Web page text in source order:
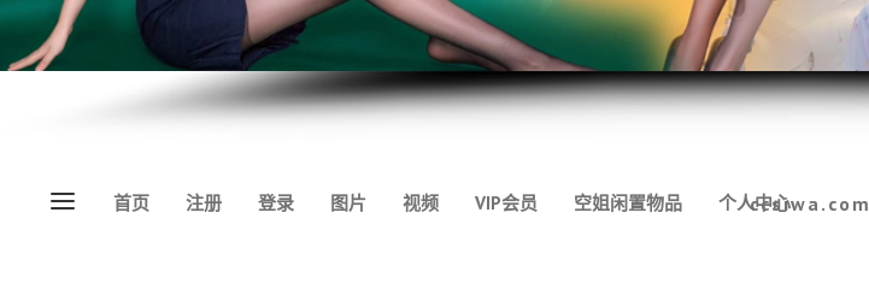
Menu 首页 注册 登录 图片 视频 VIP会员 空姐闲置物品 个人中心
ccsiwa.com